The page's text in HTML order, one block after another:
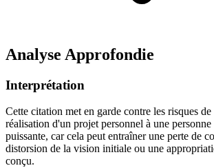
Analyse Approfondie
Interprétation
Cette citation met en garde contre les risques de
réalisation d'un projet personnel à une
puissante, car cela peut entraîner une perte de
distorsion de la vision initiale ou une
conçu.